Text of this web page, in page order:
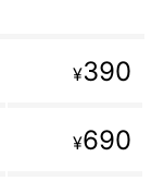
¥390
¥690